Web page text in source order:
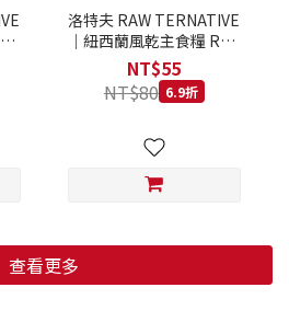
洛特夫 RAW TERNATIVE
｜紐西蘭風乾主食糧 RT1
牛肉 25g｜風乾主食糧 牛
肉 全齡犬 狗飼料
NT$55
NT$80 6.9折
查看更多